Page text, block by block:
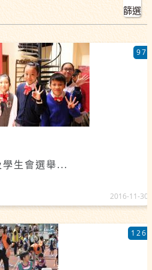
篩選
生會選舉...
97
2016-11-30
126